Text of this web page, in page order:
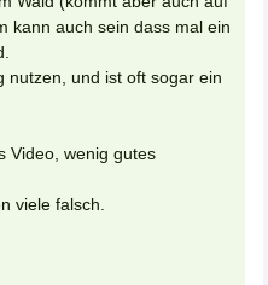
kann auch sein dass mal ein
nutzen, und ist oft sogar ein
Video, wenig gutes
viele falsch.